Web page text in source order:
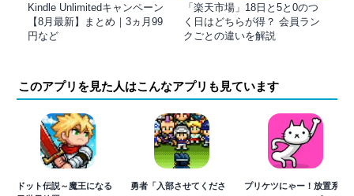
Kindle Unlimitedキャンペーン
【8月最新】まとめ｜3ヵ月99
円など
「楽天市場」18日と5と0のつ
く日はどちらが得？ 会員ラン
クごとの違いを解説
このアプリを見た人はこんなアプリも見ています
ドット伝説～魔王になる
勇者「入部させてくださ
プリケツにゃー！放置系